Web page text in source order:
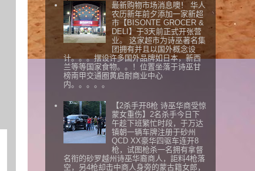
最新购物市场消息噢！ 华人
农历新年前夕添加一家新超
市【BISONTE GROCER &
DELI】于3天前正式开张营
业。 这家超市为诗巫著名集
团拥有并且以国外概念设
计。。。摆设许多国外品牌如日本，新西
兰等等国家食物。。！位置坐落于诗巫甘
榜南甲交通圈黄启耐商业中心
内。。。。。
【2杀手开8枪 诗巫华商受惊
蒙女重伤】2名杀手今日下
午趁下班繁忙时段，于万达
镇朝一辆车牌注册于砂州
QCD XX豪华四驱车连开8
枪，试图枪杀一名拥有拿督
名衔的砂罗越州诗巫华裔商人，詎料4枪落
空，另4枪却击中商人身旁的蒙古籍女郎，